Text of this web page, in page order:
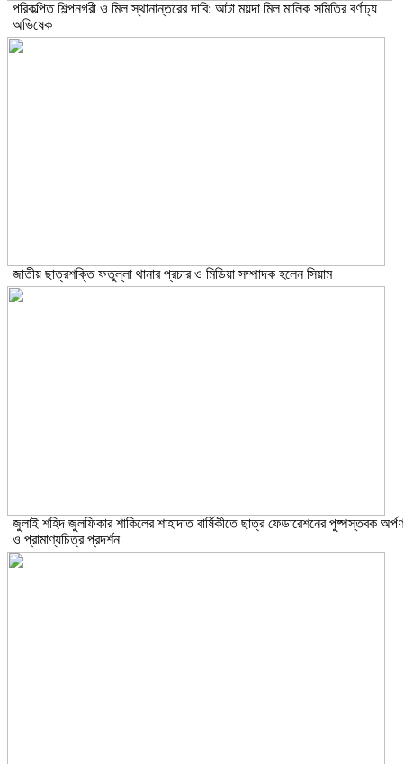
পরিকল্পিত শিল্পনগরী ও মিল স্থানান্তরের দাবি: আটা ময়দা মিল মালিক সমিতির বর্ণাঢ্য
অভিষেক
জাতীয় ছাত্রশক্তি ফতুল্লা থানার প্রচার ও মিডিয়া সম্পাদক হলেন সিয়াম
​জুলাই শহিদ জুলফিকার শাকিলের শাহাদাত বার্ষিকীতে ছাত্র ফেডারেশনের পুষ্পস্তবক অর্পণ
ও প্রামাণ্যচিত্র প্রদর্শন